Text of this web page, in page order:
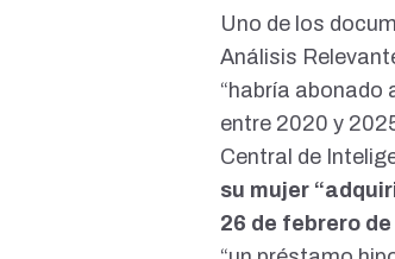
Uno de los
Análisis
“habría abonado
entre 2020 y
Central de
su mujer
26 de febrero